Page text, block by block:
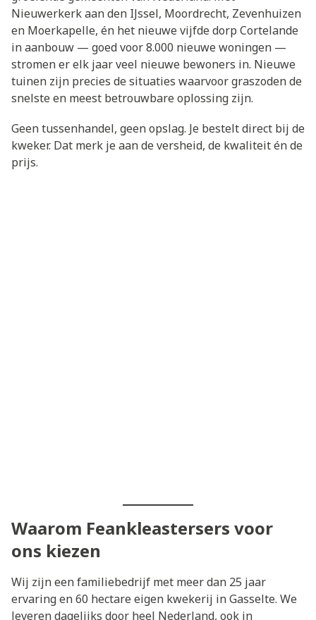
Nieuwerkerk aan den IJssel, Moordrecht, Zevenhuizen
en Moerkapelle, én het nieuwe vijfde dorp Cortelande
in aanbouw — goed voor 8.000 nieuwe woningen —
stromen er elk jaar veel nieuwe bewoners in. Nieuwe
tuinen zijn precies de situaties waarvoor graszoden de
snelste en meest betrouwbare oplossing zijn.
Geen tussenhandel, geen opslag. Je bestelt direct bij de
kweker. Dat merk je aan de versheid, de kwaliteit én de
prijs.
Waarom Feankleastersers voor
ons kiezen
Wij zijn een familiebedrijf met meer dan 25 jaar
ervaring en 60 hectare eigen kwekerij in Gasselte. We
leveren dagelijks door heel Nederland, ook in